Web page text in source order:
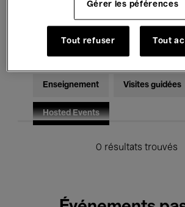
Musique électronique
Pour tous Kids’ Palace
Enseignement Visites guidées
Hosted Events
0 résultats trouvés
Gérer les péférences
Tout refuser Tout